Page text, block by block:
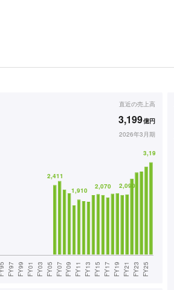
直近の売上高
3,199億円
2026年3月期